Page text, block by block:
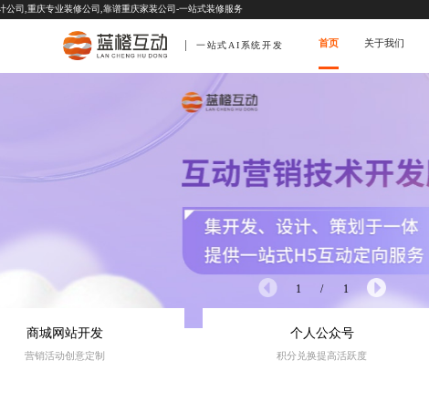
公司,重庆专业装修公司,靠谱重庆家装公司-一站式装修服务
一站式AI系统开发 首页 关于我们
1 / 1
商城网站开发
营销活动创意定制
个人公众号
积分兑换提高活跃度